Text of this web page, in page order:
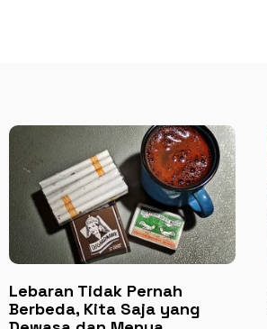
Lebaran Tidak Pernah
Berbeda, Kita Saja yang